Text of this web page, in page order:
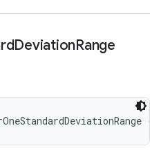
DeviationRange
()